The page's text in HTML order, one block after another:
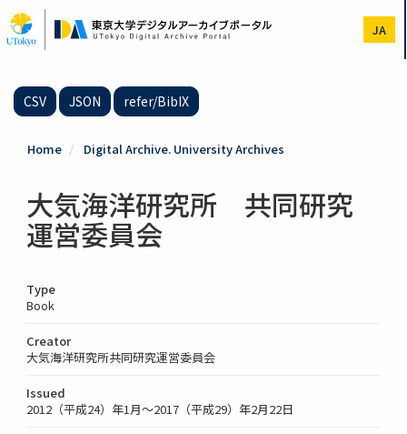
to
main
JA
CSV JSON refer/BibIX
Home Digital Archive. University Archives
大気海洋研究所 共同研究
運営委員会
Type
Book
Creator
大気海洋研究所共同研究運営委員会
Issued
2012（平成24）年1月～2017（平成29）年2月22日